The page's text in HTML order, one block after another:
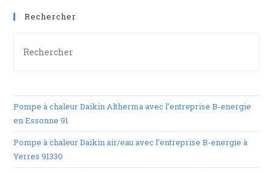
Rechercher
Pompe à chaleur Daikin Altherma avec l’entreprise B-energie
en Essonne 91
Pompe à chaleur Daikin air/eau avec l’entreprise B-energie à
Yerres 91330